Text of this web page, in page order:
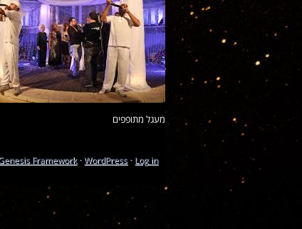
מעגל מתופפים
Framework·WordPress· Log in